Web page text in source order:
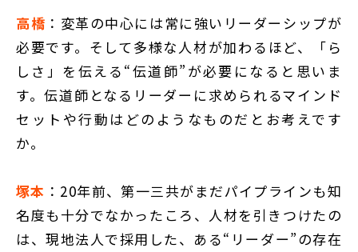
高橋 ：変革の中心には常に強いリーダーシップが
必要です。そして多様な人材が加わるほど、「ら
しさ」を伝える“伝道師”が必要になると思いま
す。伝道師となるリーダーに求められるマインド
セットや行動はどのようなものだとお考えです
か。
塚本 ：20年前、第一三共がまだパイプラインも知
名度も十分でなかったころ、人材を引きつけたの
は、現地法人で採用した、ある“リーダー”の存在